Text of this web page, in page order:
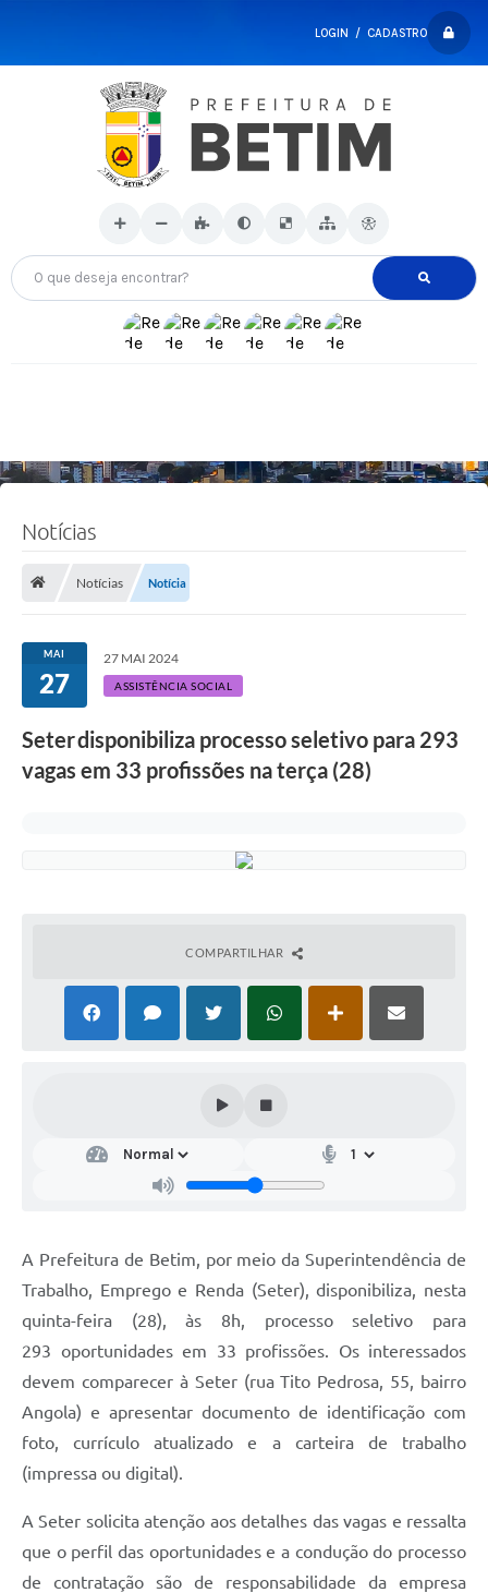
LOGIN / CADASTRO
O que deseja encontrar?
Notícias
Notícias Notícia
MAI
27
27 MAI 2024
ASSISTÊNCIA SOCIAL
Seter disponibiliza processo seletivo para 293
vagas em 33 profissões na terça (28)
COMPARTILHAR
A Prefeitura de Betim, por meio da Superintendência de
Trabalho, Emprego e Renda (Seter), disponibiliza, nesta
quinta-feira (28), às 8h, processo seletivo para
293 oportunidades em 33 profissões. Os interessados
devem comparecer à Seter (rua Tito Pedrosa, 55, bairro
Angola) e apresentar documento de identificação com
foto, currículo atualizado e a carteira de trabalho
(impressa ou digital).
A Seter solicita atenção aos detalhes das vagas e ressalta
que o perfil das oportunidades e a condução do processo
de contratação são de responsabilidade da empresa